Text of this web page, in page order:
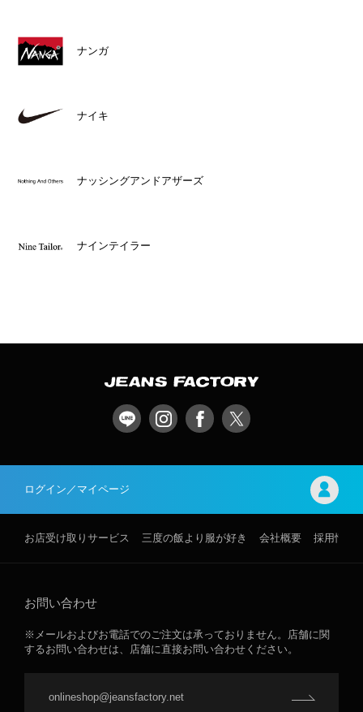
ナンガ
ナイキ
ナッシングアンドアザーズ
ナインテイラー
ログイン／マイページ
お店受け取りサービス 三度の飯より服が好き 会社概要 採用情報
お問い合わせ
※メールおよびお電話でのご注文は承っておりません。店舗に関
するお問い合わせは、店舗に直接お問い合わせください。
onlineshop@jeansfactory.net